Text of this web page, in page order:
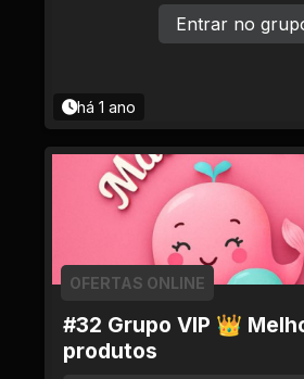
há 1 ano
Entrar no
#32 Grupo VIP 👑
produtos
OFERTAS ONLINE